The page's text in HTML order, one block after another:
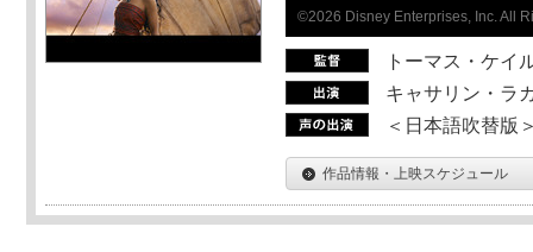
©2026 Disney Enterprises, Inc. All
トーマス・ケイ
キャサリン・ラ
＜日本語吹替版
作品情報・上映スケジュール